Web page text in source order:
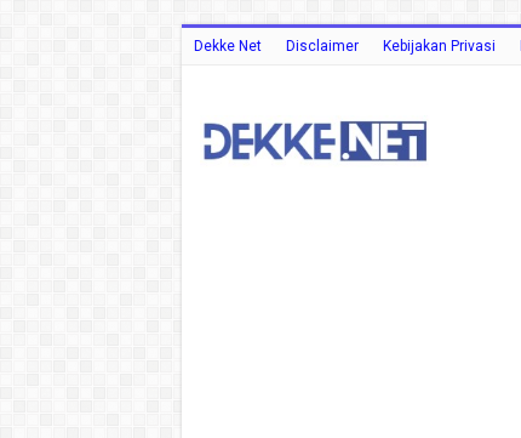
Dekke Net Disclaimer Kebijakan Privasi